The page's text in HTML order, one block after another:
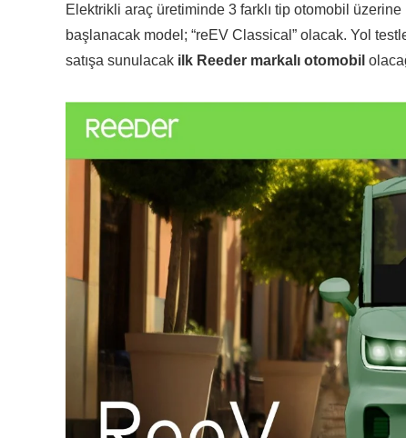
Elektrikli araç üretiminde 3 farklı tip otomobil üzerine
başlanacak model; “reEV Classical” olacak. Yol
satışa sunulacak ilk Reeder markalı otomobil